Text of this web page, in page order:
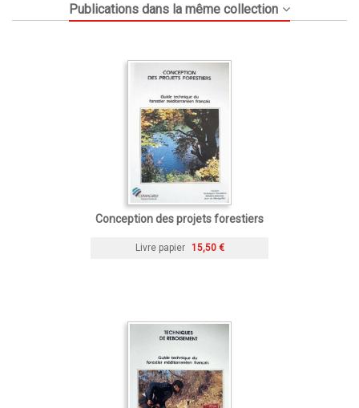
Publications dans la même collection
Conception des projets forestiers
Livre papier 15,50 €